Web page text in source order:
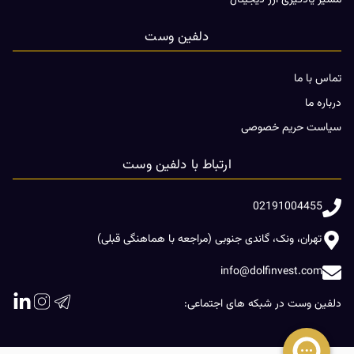
دلفین وست
تماس با ما
درباره ما
سیاست حریم خصوصی
ارتباط با دلفین وست
02191004455
تهران، ونک، گاندی جنوبی (مراجعه با هماهنگی قبلی)
info@dolfinvest.com
دلفین وست در شبکه های اجتماعی: